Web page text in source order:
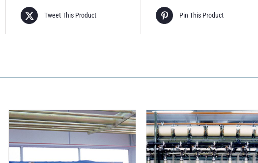
Tweet This Product Pin This Product